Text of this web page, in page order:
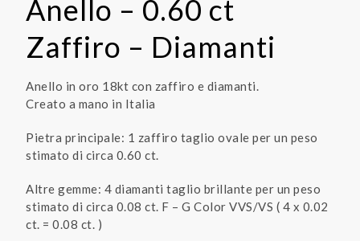
Anello – 0.60 ct
Zaffiro – Diamanti
Anello in oro 18kt con zaffiro e diamanti.
Creato a mano in Italia
Pietra principale: 1 zaffiro taglio ovale per un peso
stimato di circa 0.60 ct.
Altre gemme: 4 diamanti taglio brillante per un peso
stimato di circa 0.08 ct. F – G Color VVS/VS ( 4 x 0.02
ct. = 0.08 ct. )